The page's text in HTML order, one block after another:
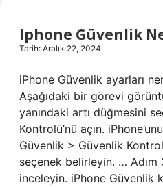
Iphone Güvenlik
Tarih: Aralık 22, 2024
iPhone Güvenlik ayarları
Aşağıdaki bir görevi
yanındaki artı düğmesini
Kontrolü’nü açın.
Güvenlik > Güvenlik
seçenek belirleyin. …
inceleyin. iPhone Güvenlik